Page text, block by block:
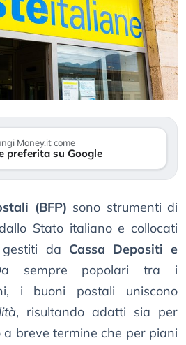
Money.it come
preferita su Google
(BFP) sono strumenti di
Stato italiano e collocati
da Cassa Depositi e
sempre popolari tra i
i buoni postali uniscono
, risultando adatti sia per
breve termine che per piani